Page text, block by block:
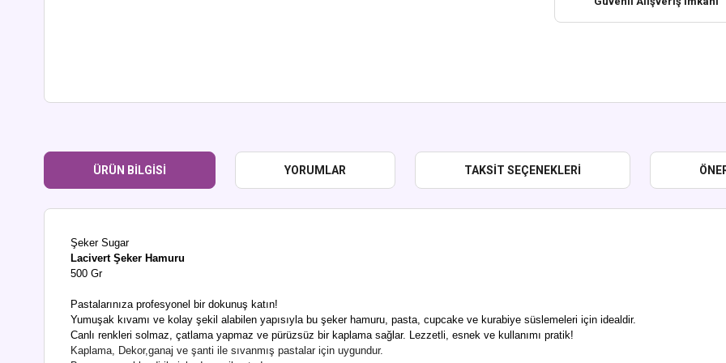
ÜRÜN BILGISI YORUMLAR TAKSIT SEÇENEKLERI
Şeker Sugar
Lacivert Şeker Hamuru
500 Gr
Pastalarınıza profesyonel bir dokunuş katın!
Yumuşak kıvamı ve kolay şekil alabilen yapısıyla bu şeker hamuru, pasta, cupcake ve kurabiye süslemeleri için idealdir.
Canlı renkleri solmaz, çatlama yapmaz ve pürüzsüz bir kaplama sağlar. Lezzetli, esnek ve kullanımı pratik!
Kaplama, Dekor,ganaj ve şanti ile sıvanmış pastalar için uygundur.